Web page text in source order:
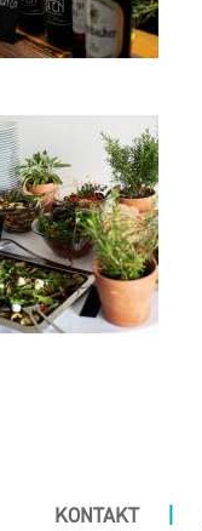
KONTAKT|